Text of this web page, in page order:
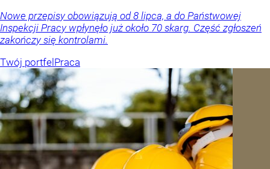
Nowe przepisy obowiązują od 8 lipca, a do Państwowej
Inspekcji Pracy wpłynęło już około 70 skarg. Część zgłoszeń
zakończy się kontrolami.
Twój portfelPraca